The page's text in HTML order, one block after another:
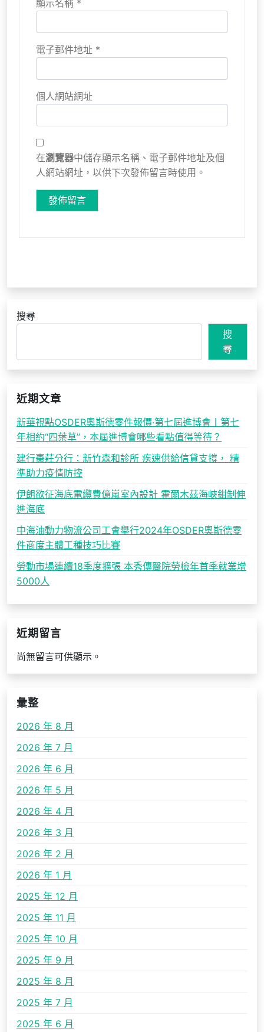
顯示名稱 *
電子郵件地址 *
個人網站網址
在瀏覽器中儲存顯示名稱、電子郵件地址及個
人網站網址，以供下次發佈留言時使用。
搜尋
搜
尋
近期文章
新華視點OSDER奧斯德零件報價·第七屆進博會丨第七
年相約“四葉草”，本屆進博會哪些看點值得等待？
建行棗莊分行：新竹森和診所 疾速供給信貸支撐， 精
準助力疫情防控
伊朗欲征海底電纜費億嵐室內設計 霍爾木茲海峽鉗制伸
進海底
中海油動力物流公司工會舉行2024年OSDER奧斯德零
件商度主體工種技巧比賽
勞動市場連續18季度擴張 本秀傳醫院勞檢年首季就業增
5000人
近期留言
尚無留言可供顯示。
彙整
2026 年 8 月
2026 年 7 月
2026 年 6 月
2026 年 5 月
2026 年 4 月
2026 年 3 月
2026 年 2 月
2026 年 1 月
2025 年 12 月
2025 年 11 月
2025 年 10 月
2025 年 9 月
2025 年 8 月
2025 年 7 月
2025 年 6 月